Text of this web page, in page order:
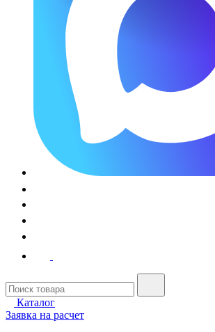
Каталог
Заявка на расчет